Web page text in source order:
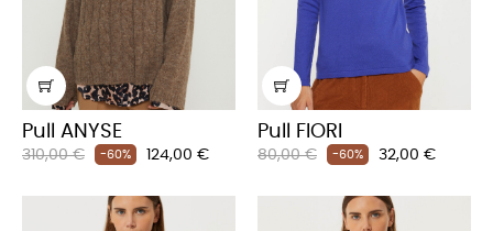
Pull ANYSE
Prix
310,00 € -60% Prix
124,00 €
Pull FIORI
Prix
80,00 € -60% Prix
32,00 €